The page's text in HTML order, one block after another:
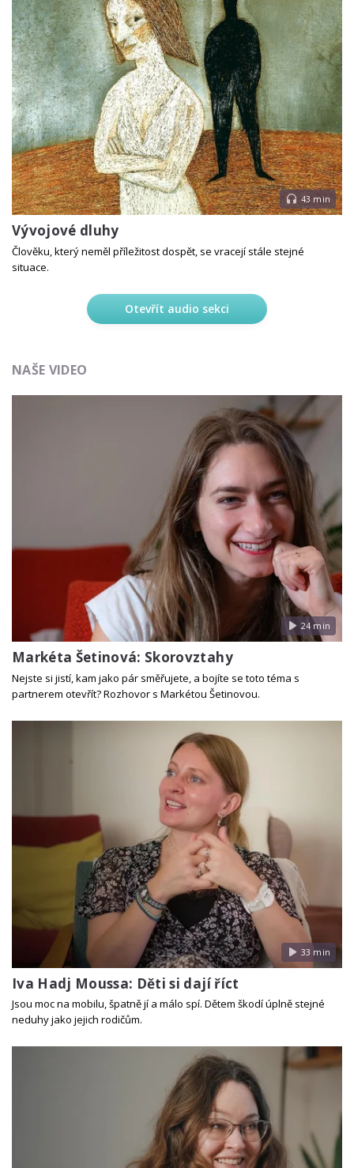
43 min
Vývojové dluhy
Člověku, který neměl příležitost dospět, se vracejí stále stejné
situace.
Otevřít audio sekci
NAŠE VIDEO
24 min
Markéta Šetinová: Skorovztahy
Nejste si jistí, kam jako pár směřujete, a bojíte se toto téma s
partnerem otevřít? Rozhovor s Markétou Šetinovou.
33 min
Iva Hadj Moussa: Děti si dají říct
Jsou moc na mobilu, špatně jí a málo spí. Dětem škodí úplně stejné
neduhy jako jejich rodičům.